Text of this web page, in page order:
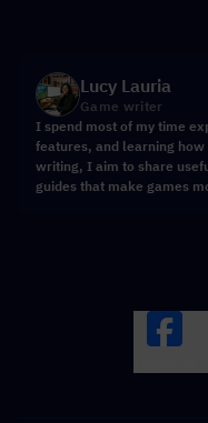
Lucy Lauria
Game writer
I spend most of my time
features, and learning
writing, I aim to share
guides that make games